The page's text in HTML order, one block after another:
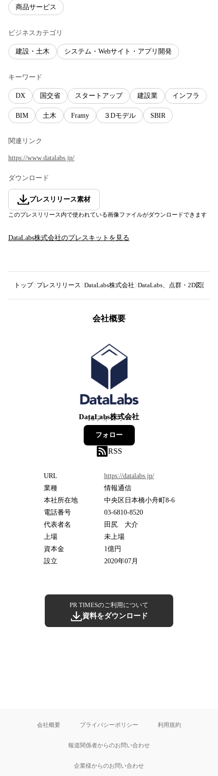
商品サービス
ビジネスカテゴリ
建設・土木 システム・Webサイト・アプリ開発
キーワード
DX 国交省 スタートアップ 建設業 インフラ
BIM 土木 Framy ３Dモデル SBIR
関連リンク
https://www.datalabs.jp/
ダウンロード
プレスリリース素材
このプレスリリース内で使われている画像ファイルがダウンロードできます
DataLabs株式会社のプレスキットを見る
トップ プレスリリース DataLabs株式会社 DataLabs、点群・2D図面
会社概要
DataLabs株式会社
16フォロワー
フォロー
RSS
URL
https://datalabs.jp/
業種
情報通信
本社所在地
中央区日本橋小舟町8-6
電話番号
03-6810-8520
代表者名
田尻 大介
上場
未上場
資本金
1億円
設立
2020年07月
PR TIMESのご利用について
資料をダウンロード
会社概要 プライバシーポリシー 利用規約
報道関係者からのお問い合わせ
企業様からのお問い合わせ